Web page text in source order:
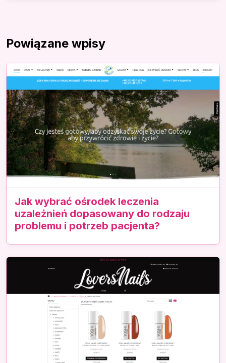
Powiązane wpisy
Jak wybrać ośrodek leczenia
uzależnień dopasowany do rodzaju
problemu i potrzeb pacjenta?